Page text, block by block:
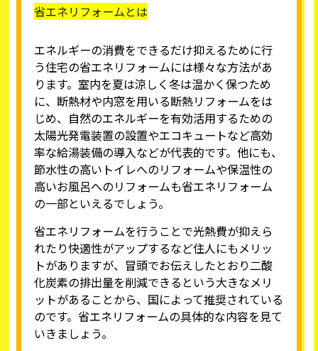
省エネリフォームとは
エネルギーの消費をできるだけ抑えるために行
う住宅の省エネリフォームには様々な方法があ
ります。室内を夏は涼しく冬は温かく保つため
に、断熱材や内窓を用いる断熱リフォームをは
じめ、自然のエネルギーを有効活用するための
太陽光発電装置の設置やエコキュートなど高効
率な給湯装備の導入などが代表的です。他にも、
節水性の高い トイレへのリフォームや保温性の
高いお風呂へのリフォームも省エネリフォーム
の一部といえるでしょう。
省エネリフォームを行うことで光熱費が抑えら
れたり快適性がアップするなど住人にもメリッ
トがありますが、冒頭でお伝えしたとおり二酸
化炭素の排出量を削減できるという大きなメリ
ットがあることから、国によって推奨されている
のです。省エネリフォームの具体的な内容を見て
いきましょう。